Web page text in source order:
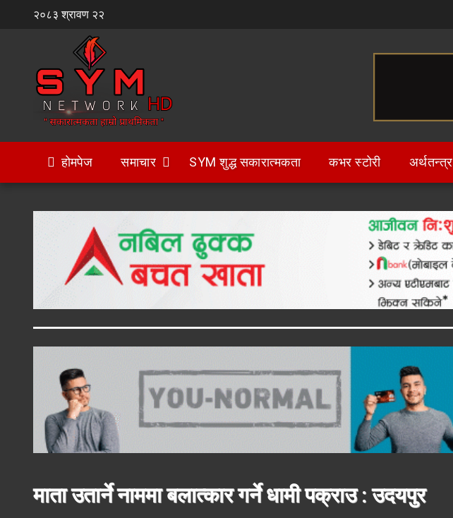
२०८३ श्रावण २२
होमपेज समाचार SYM शुद्ध सकारात्मकता कभर स्टोरी अर्थतन्त्र
माता उतार्ने नाममा बलात्कार गर्ने धामी पक्राउ : उदयपुर